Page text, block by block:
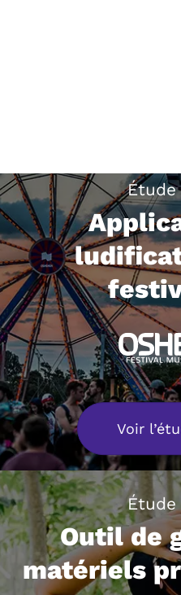
Étude
Voir
Étude
Outil de
matériels